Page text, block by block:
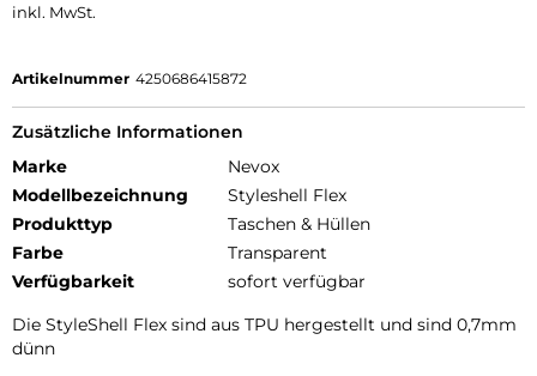
inkl. MwSt.
Artikelnummer 4250686415872
Zusätzliche Informationen
Marke
Nevox
Modellbezeichnung
Styleshell Flex
Produkttyp
Taschen & Hüllen
Farbe
Transparent
Verfügbarkeit
sofort verfügbar
Die StyleShell Flex sind aus TPU hergestellt und sind 0,7mm
dünn